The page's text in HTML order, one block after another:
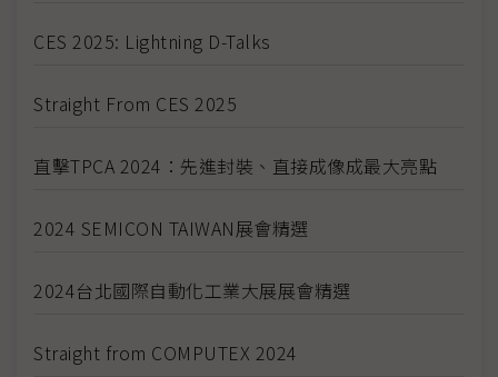
CES 2025: Lightning D-Talks
Straight From CES 2025
直擊TPCA 2024：先進封裝、直接成像成最大亮點
2024 SEMICON TAIWAN展會精選
2024台北國際自動化工業大展展會精選
Straight from COMPUTEX 2024